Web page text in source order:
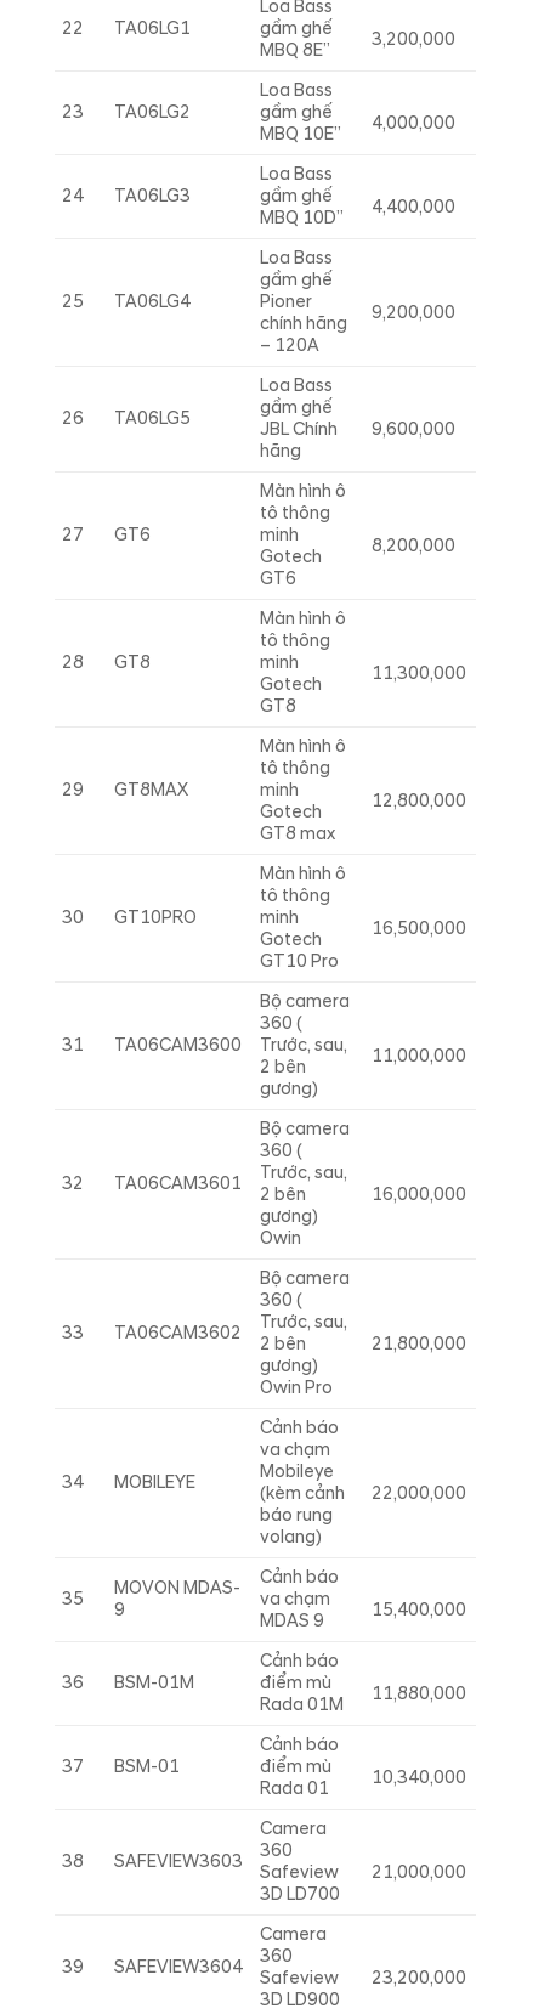
22 TA06LG1
Loa Bass
gầm ghế
MBQ 8E”
3,200,000
23 TA06LG2
Loa Bass
gầm ghế
MBQ 10E”
4,000,000
24 TA06LG3
Loa Bass
gầm ghế
MBQ 10D”
4,400,000
25 TA06LG4
Loa Bass
gầm ghế
Pioner
chính hãng
– 120A
9,200,000
26 TA06LG5
Loa Bass
gầm ghế
JBL Chính
hãng
9,600,000
27 GT6
Màn hình ô
tô thông
minh
Gotech
GT6
8,200,000
28 GT8
Màn hình ô
tô thông
minh
Gotech
GT8
11,300,000
29 GT8MAX
Màn hình ô
tô thông
minh
Gotech
GT8 max
12,800,000
30 GT10PRO
Màn hình ô
tô thông
minh
Gotech
GT10 Pro
16,500,000
31 TA06CAM3600
Bộ camera
360 (
Trước, sau,
2 bên
gương)
11,000,000
32 TA06CAM3601
Bộ camera
360 (
Trước, sau,
2 bên
gương)
Owin
16,000,000
33 TA06CAM3602
Bộ camera
360 (
Trước, sau,
2 bên
gương)
Owin Pro
21,800,000
34 MOBILEYE
Cảnh báo
va chạm
Mobileye
(kèm cảnh
báo rung
volang)
22,000,000
35
MOVON MDAS-
9
Cảnh báo
va chạm
MDAS 9
15,400,000
36 BSM-01M
Cảnh báo
điểm mù
Rada 01M
11,880,000
37 BSM-01
Cảnh báo
điểm mù
Rada 01
10,340,000
38 SAFEVIEW3603
Camera
360
Safeview
3D LD700
21,000,000
39 SAFEVIEW3604
Camera
360
Safeview
3D LD900
23,200,000